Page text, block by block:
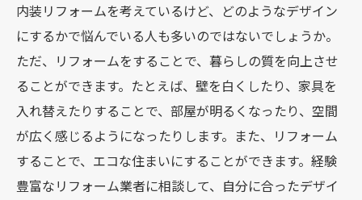
内装リフォームを考えているけど、どのようなデザイン
にするかで悩んでいる人も多いのではないでしょうか。
ただ、リフォームをすることで、暮らしの質を向上させ
ることができます。たとえば、壁を白くしたり、家具を
入れ替えたりすることで、部屋が明るくなったり、空間
が広く感じるようになったりします。また、リフォーム
することで、エコな住まいにすることができます。経験
豊富なリフォーム業者に相談して、自分に合ったデザイ